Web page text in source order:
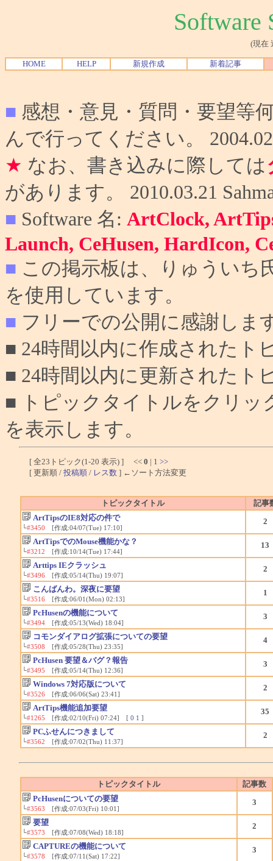
Software
(現在
HOME HELP 新規作成 新着記事
■ 感想・意見・質問・要望等
んで行ってください。
★ なお、書き込みに際しては
があります。 2010.03.21
■ Software 名: ArtClock,
Launch, CeHusen, HardIcon,
■ この掲示板は、りゅういち
を使用しています。
■ フリーでの公開に感謝しま
■ 24時間以内に作成されたト
■ 24時間以内に更新されたト
■ トピックタイトルをクリッ
を表示します。
[ 全23トピック(1-20 表示) ] << 0 | 1 >>
[ 更新順 / 投稿順 / レス数 ] ←ソート方法変更
トピックタイトル
記事
ArtTipsのIE8対応の件で
└#3450 [作成:04/07(Tue) 17:10]
2
ArtTipsでのMouse機能かな？
└#3212 [作成:10/14(Tue) 17:44]
13
Arttips IEクラッシュ
└#3496[作成:05/14(Thu) 19:07]
2
こんばんわ。深夜に要望
└#3516[作成:06/01(Mon) 02:13]
1
PcHusenの機能について
└#3494[作成:05/13(Wed) 18:04]
3
コモンダイアログ拡張についての要望
└#3508 [作成:05/28(Thu) 23:35]
4
PcHusen 要望＆バグ？報告
└#3495 [作成:05/14(Thu) 12:36]
3
Windows 7対応版について
└#3526[作成:06/06(Sat) 23:41]
2
ArtTips機能追加要望
└#1265 [作成:02/10(Fri) 07:24] [ 0 1 ]
35
PCふせんにつきまして
└#3562 [作成:07/02(Thu) 11:37]
2
トピックタイトル
記事数
PcHusenについての要望
└#3563 [作成:07/03(Fri) 10:01]
3
要望
└#3573 [作成:07/08(Wed) 18:18]
2
CAPTUREの機能について
└#3578 [作成:07/11(Sat) 17:22]
3